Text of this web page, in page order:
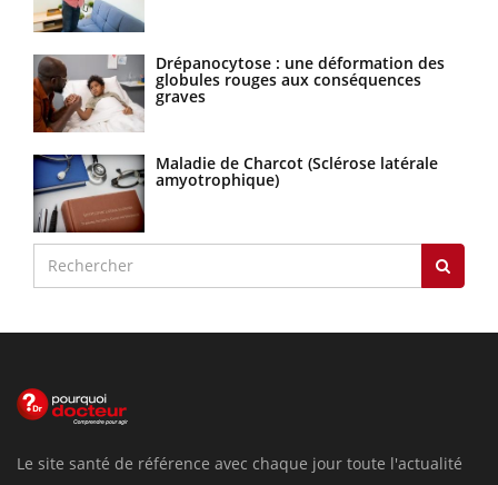
Drépanocytose : une déformation des
globules rouges aux conséquences
graves
Maladie de Charcot (Sclérose latérale
amyotrophique)
Le site santé de référence avec chaque jour toute l'actualité